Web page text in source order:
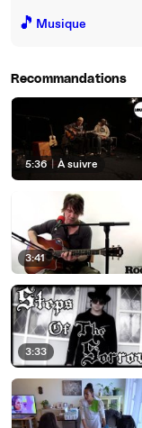
🎵 Musique
Recommandations
5:36 | À suivre
3:41
3:33